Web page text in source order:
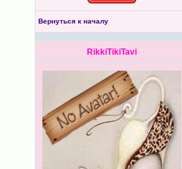
Вернуться к началу
RikkiTikiTavi